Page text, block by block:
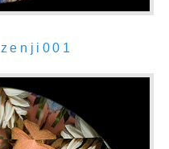
zenji001